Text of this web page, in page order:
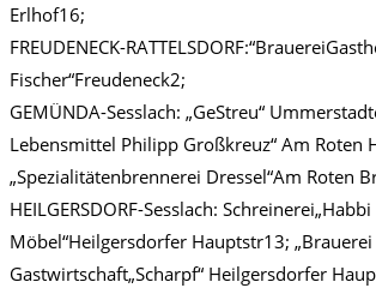
Erlhof16;
FREUDENECK-
Fischer“Freudeneck2;
GEMÜNDA-Sesslach: „GeStreu“
Lebensmittel Philipp Großkreuz“ Am Roten
„Spezialitätenbrennerei Dressel“Am Roten
HEILGERSDORF-Sesslach: Schreinerei„Habbi
Möbel“Heilgersdorfer Hauptstr13; „Brauerei
Gastwirtschaft„Scharpf“ Heilgersdorfer